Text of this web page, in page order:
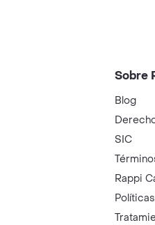
Sobre
Blog
SIC
Rappi